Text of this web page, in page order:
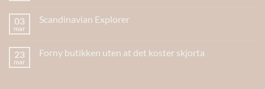
03
mar
Scandinavian Explorer
23
mar
Forny butikken uten at det koster skjorta